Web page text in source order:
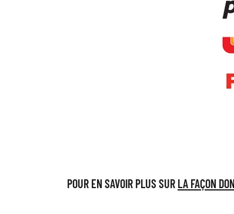
POUR EN SAVOIR PLUS SUR LA FAÇON